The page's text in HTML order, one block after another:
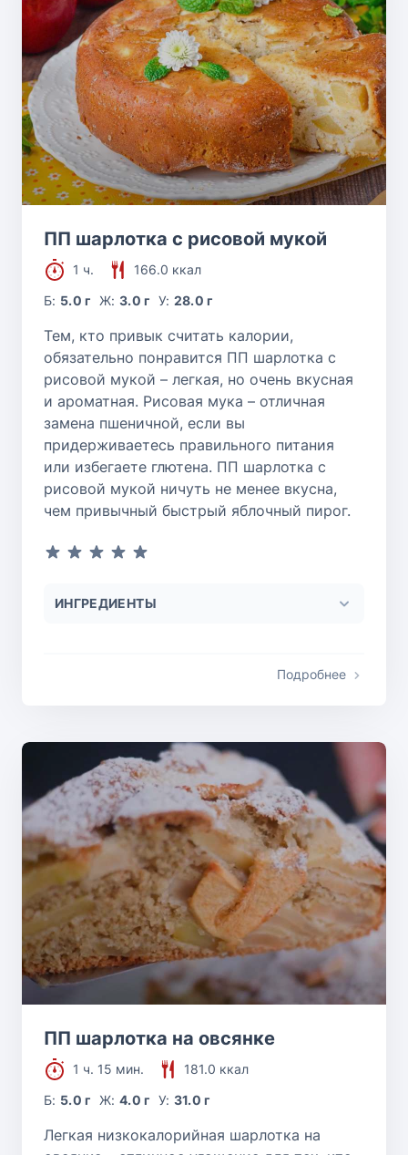
Варенье
Рецепты рулетов
Глазурь и кремы
Пудинги
Сорбет и щербет
ПП шарлотка с рисовой мукой
1 ч.
166.0 ккал
Б: 5.0 г Ж: 3.0 г У: 28.0 г
Тем, кто привык считать калории,
обязательно понравится ПП шарлотка с
рисовой мукой – легкая, но очень вкусная
и ароматная. Рисовая мука – отличная
замена пшеничной, если вы
придерживаетесь правильного питания
или избегаете глютена. ПП шарлотка с
рисовой мукой ничуть не менее вкусна,
чем привычный быстрый яблочный пирог.
ИНГРЕДИЕНТЫ
Подробнее
ПП шарлотка на овсянке
1 ч. 15 мин.
181.0 ккал
Б: 5.0 г Ж: 4.0 г У: 31.0 г
Легкая низкокалорийная шарлотка на